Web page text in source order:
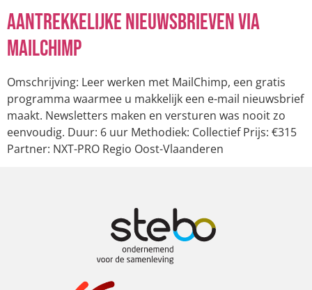
Aantrekkelijke nieuwsbrieven via
mailchimp
Omschrijving: Leer werken met MailChimp, een gratis
programma waarmee u makkelijk een e-mail nieuwsbrief
maakt. Newsletters maken en versturen was nooit zo
eenvoudig. Duur: 6 uur Methodiek: Collectief Prijs: €315
Partner: NXT-PRO Regio Oost-Vlaanderen